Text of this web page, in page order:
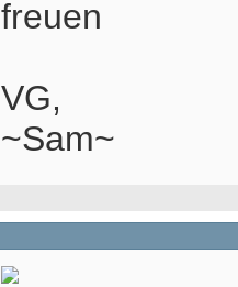
freuen
VG,
~Sam~